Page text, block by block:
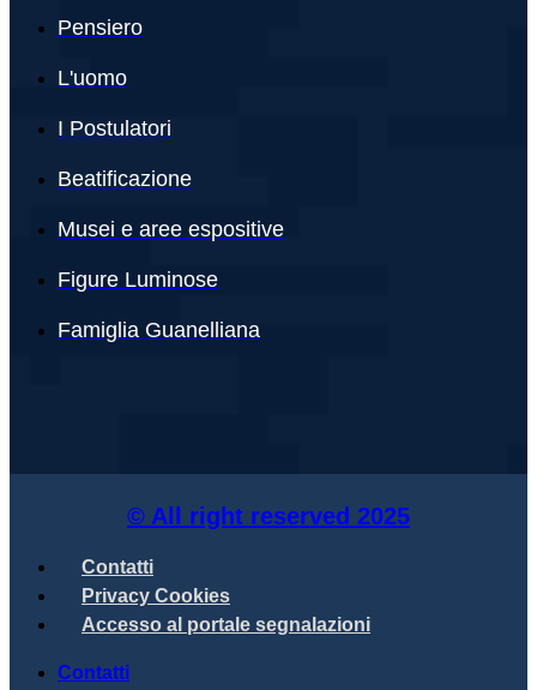
Pensiero
L'uomo
I Postulatori
Beatificazione
Musei e aree espositive
Figure Luminose
Famiglia Guanelliana
© All right reserved 2025
Contatti
Privacy Cookies
Accesso al portale segnalazioni
Contatti